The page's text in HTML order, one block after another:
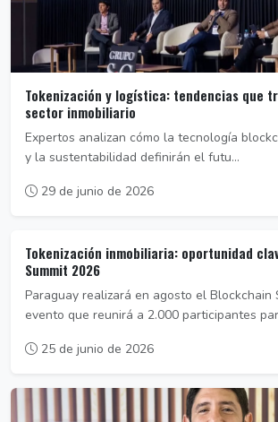
Tokenización y logística: tendencias que
sector inmobiliario
Expertos analizan cómo la tecnología
y la sustentabilidad definirán el futu...
29 de junio de 2026
Tokenización inmobiliaria: oportunidad
Summit 2026
Paraguay realizará en agosto el Blockchain
evento que reunirá a 2.000 participantes
25 de junio de 2026